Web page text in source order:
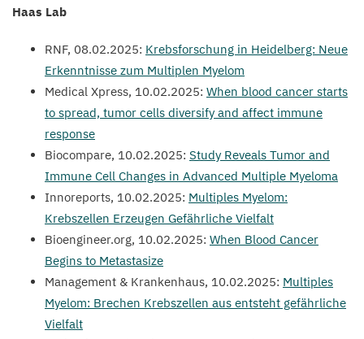
Haas Lab
RNF, 08.02.2025: Krebsforschung in Heidelberg: Neue
Erkenntnisse zum Multiplen Myelom
Medical Xpress, 10.02.2025: When blood cancer starts
to spread, tumor cells diversify and affect immune
response
Biocompare, 10.02.2025: Study Reveals Tumor and
Immune Cell Changes in Advanced Multiple Myeloma
Innoreports, 10.02.2025: Multiples Myelom:
Krebszellen Erzeugen Gefährliche Vielfalt
Bio​engi​neer​.org, 10.02.2025: When Blood Cancer
Begins to Metastasize
Management & Krankenhaus, 10.02.2025: Multiples
Myelom: Brechen Krebszellen aus entsteht gefährliche
Vielfalt